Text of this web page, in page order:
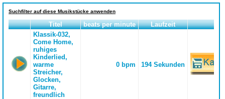
Suchfilter auf diese Musikstücke anwenden
Titel beats per minute
Laufzeit
Klassik-032,
Come Home,
ruhiges
Kinderlied,
warme
Streicher,
Glocken,
Gitarre,
freundlich
0 bpm 194 Sekunden